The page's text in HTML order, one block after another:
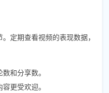
定期查看视频的表现数据，
和分享数。
更受欢迎。